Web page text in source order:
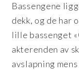
Bassengene
dekk, og de har
lille bassenget
akterenden av
avslapning